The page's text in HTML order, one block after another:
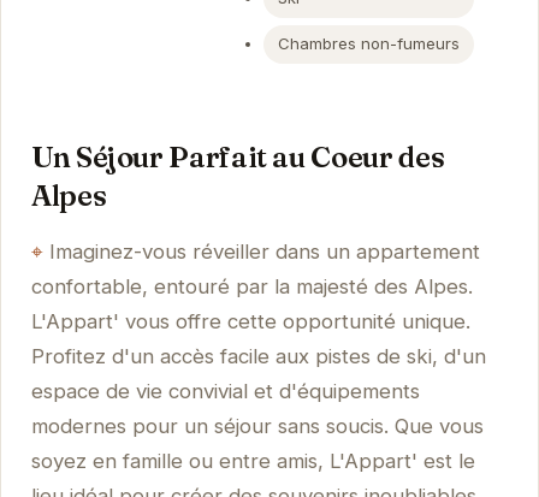
Chambres non-fumeurs
Un Séjour Parfait au Coeur des
Alpes
Imaginez-vous réveiller dans un appartement
confortable, entouré par la majesté des Alpes.
L'Appart' vous offre cette opportunité unique.
Profitez d'un accès facile aux pistes de ski, d'un
espace de vie convivial et d'équipements
modernes pour un séjour sans soucis. Que vous
soyez en famille ou entre amis, L'Appart' est le